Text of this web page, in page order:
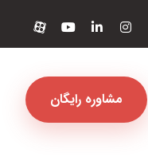
مشاوره رایگان